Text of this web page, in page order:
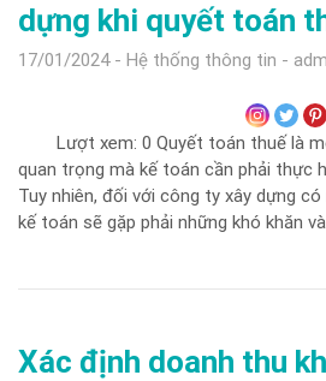
dựng khi quyết toán
17/01/2024 Hệ thống thông tin
Lượt xem: 0 Quyết toán thuế là
quan trọng mà kế toán cần phải thực
Tuy nhiên, đối với công ty xây dựng
kế toán sẽ gặp phải những khó khăn
Xác định doanh thu